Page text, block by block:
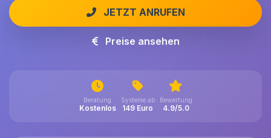
JETZT ANRUFEN
Preise ansehen
Beratung
Kostenlos
Systeme ab
149 Euro
Bewertung
4.9/5.0